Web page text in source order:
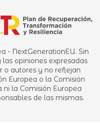
- NextGenerationEU. Sin
opiniones expresadas
o autores y no reflejan
Europea o la Comisión
ni la Comisión Europea
de las mismas.